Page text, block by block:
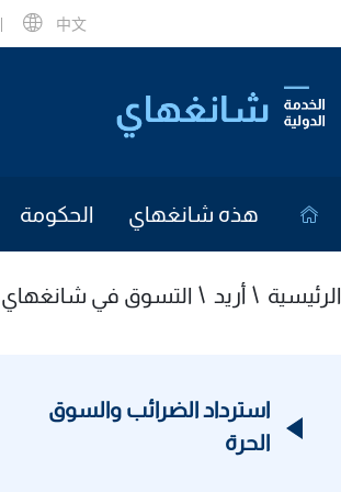
中文
هذه شانغهاي الحكومة
الرئيسية أريد التسوق في شانغهاي
استرداد الضرائب والسوق
الحرة